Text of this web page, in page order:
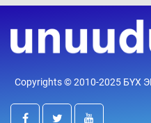
10 цаг 7 мин
үйлчилж
10 цаг 37 мин
Copyrights © 2010-2025